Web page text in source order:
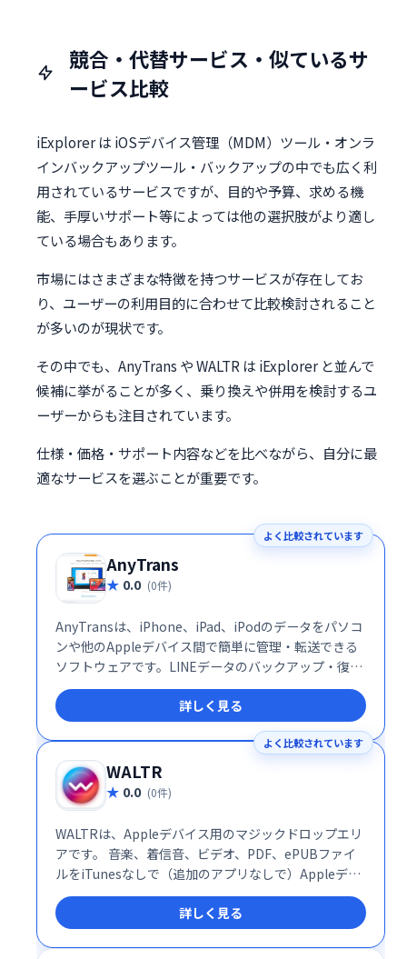
競合・代替サービス・似ているサ
ービス比較
iExplorer は iOSデバイス管理（MDM）ツール・オンラ
インバックアップツール・バックアップの中でも広く利
用されているサービスですが、目的や予算、求める機
能、手厚いサポート等によっては他の選択肢がより適し
ている場合もあります。
市場にはさまざまな特徴を持つサービスが存在してお
り、ユーザーの利用目的に合わせて比較検討されること
が多いのが現状です。
その中でも、AnyTrans や WALTR は iExplorer と並んで
候補に挙がることが多く、乗り換えや併用を検討するユ
ーザーからも注目されています。
仕様・価格・サポート内容などを比べながら、自分に最
適なサービスを選ぶことが重要です。
よく比較されています
AnyTrans
0.0 (0件)
AnyTransは、iPhone、iPad、iPodのデータをパソコ
ンや他のAppleデバイス間で簡単に管理・転送できる
ソフトウェアです。LINEデータのバックアップ・復
元、HEICファイル変換、着信音作成など、多彩な機能
を搭載。直感的な操作性で、専門知識がなくてもスム
ーズに利用できます。データの同期を気にせず、自由
にデバイス間でデータのやり取りを実現します。
詳しく見る
よく比較されています
WALTR
0.0 (0件)
WALTRは、Appleデバイス用のマジックドロップエリ
アです。 音楽、着信音、ビデオ、PDF、ePUBファイ
ルをiTunesなしで（追加のアプリなしで）Appleデバ
イスにドラッグアンドドロップします。
詳しく見る